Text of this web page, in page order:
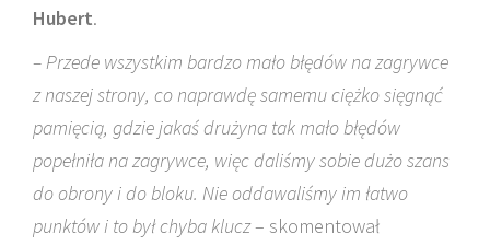
Hubert.
– Przede wszystkim bardzo mało błędów na zagrywce
z naszej strony, co naprawdę samemu ciężko sięgnąć
pamięcią, gdzie jakaś drużyna tak mało błędów
popełniła na zagrywce, więc daliśmy sobie dużo szans
do obrony i do bloku. Nie oddawaliśmy im łatwo
punktów i to był chyba klucz– skomentował